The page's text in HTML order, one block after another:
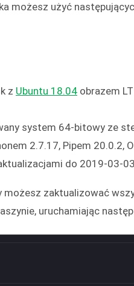
możesz użyć
z Ubuntu 18.04 obrazem
system 64-bitowy ze
2.7.17, Pipem 20.0.2,
do 2019-03-
możesz zaktualizować
uruchamiając